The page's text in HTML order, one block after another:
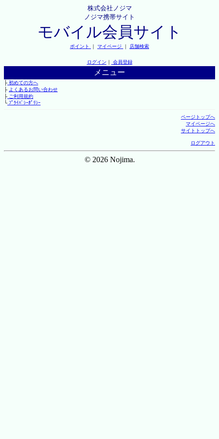
株式会社ノジマ
ノジマ携帯サイト
モバイル会員サイト
ポイント ｜ マイページ ｜ 店舗検索
ログイン ｜ 会員登録
メニュー
├初めての方へ
├ よくあるお問い合わせ
├ご利用規約
└ﾌﾟﾗｲﾊﾞｼｰﾎﾟﾘｼｰ
ページトップへ
マイページへ
サイトトップへ
ログアウト
© 2026 Nojima.